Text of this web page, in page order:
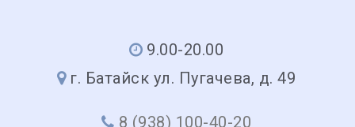
9.00-20.00
г. Батайск ул. Пугачева, д. 49
8 (938) 100-40-20